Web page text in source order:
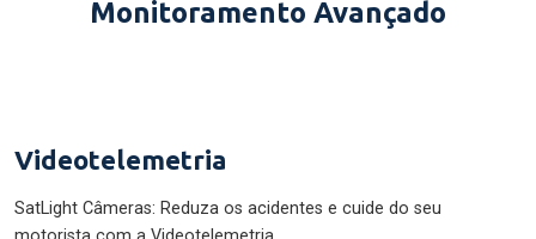
Monitoramento Avançado
Videotelemetria
SatLight Câmeras: Reduza os acidentes e cuide do seu